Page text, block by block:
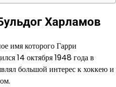
Харламов
имя которого Гарри
14 октября 1948 года в
большой интерес к хоккею и